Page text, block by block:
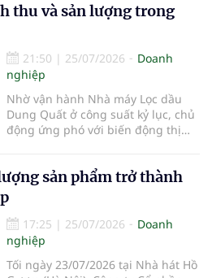
thu và sản lượng trong
21:50 | 25/07/2026
Doanh
nghiệp
Nhờ vận hành Nhà máy Lọc dầu
Dung Quất ở công suất kỷ lục, chủ
động ứng phó với biến động thị
đạt doanh thu hợp nhất hơn
100.900 tỷ đồng trong 6 tháng đầu
năm 2026, vượt xa kế hoạch và tạo
sản phẩm trở thành
17:25 | 25/07/2026
Doanh
nghiệp
Tối ngày 23/07/2026 tại Nhà hát Hồ